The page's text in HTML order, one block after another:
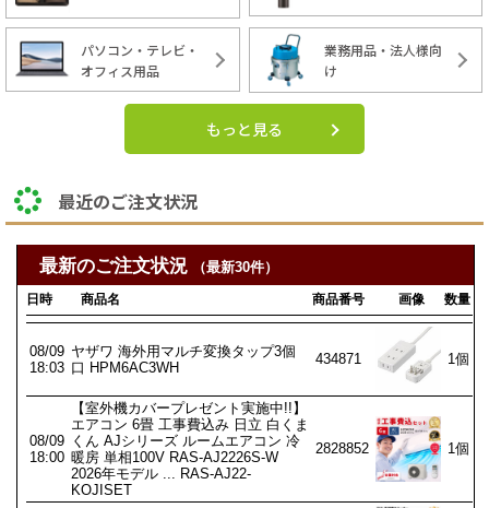
パソコン・テレビ・
オフィス用品
業務用品・法人様向
け
もっと見る
最近のご注文状況